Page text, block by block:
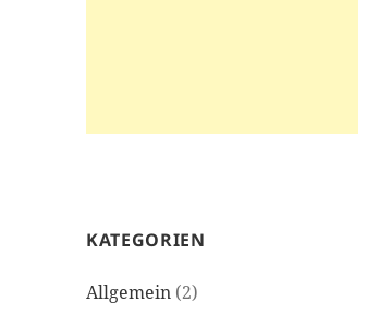
KATEGORIEN
Allgemein (2)